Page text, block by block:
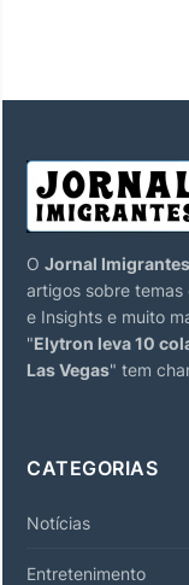
O Jornal Imigrantes
artigos sobre
e Insights e muito
"Elytron leva 10
Las Vegas" tem
CATEGORIAS
Notícias
Entretenimento